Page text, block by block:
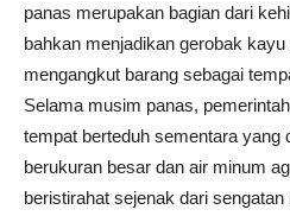
panas merupakan bagian dari
bahkan menjadikan gerobak
mengangkut barang sebagai
Selama musim panas,
tempat berteduh sementara yang
berukuran besar dan air minum
beristirahat sejenak dari